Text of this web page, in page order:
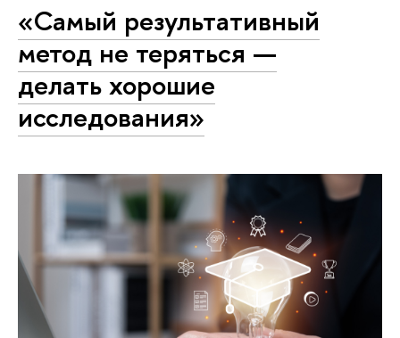
«Самый результативный
метод не теряться —
делать хорошие
исследования»